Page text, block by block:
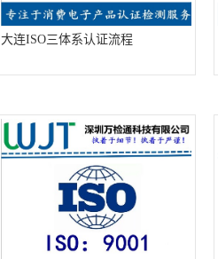
大连ISO三体系认证流程